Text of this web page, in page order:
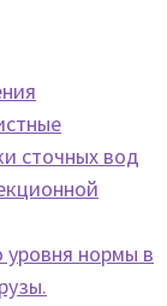
сточных вод
нормы в